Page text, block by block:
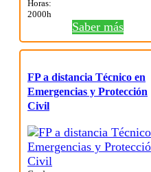
Horas:
2000h
Saber más
FP a distancia Técnico en
Emergencias y Protección
Civil